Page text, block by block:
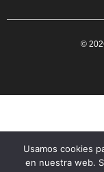
©
Usamos cookies
en nuestra web.